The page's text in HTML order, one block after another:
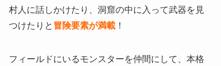
村人に話しかけたり、洞窟の中に入って武器を見
つけたりと 冒険要素が満載！
フィールドにいるモンスターを仲間にして、本格